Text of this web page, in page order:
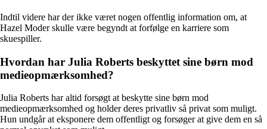
Indtil videre har der ikke været nogen offentlig information om, at
Hazel Moder skulle være begyndt at forfølge en karriere som
skuespiller.
Hvordan har Julia Roberts beskyttet sine børn mod
medieopmærksomhed?
Julia Roberts har altid forsøgt at beskytte sine børn mod
medieopmærksomhed og holder deres privatliv så privat som muligt.
Hun undgår at eksponere dem offentligt og forsøger at give dem en så